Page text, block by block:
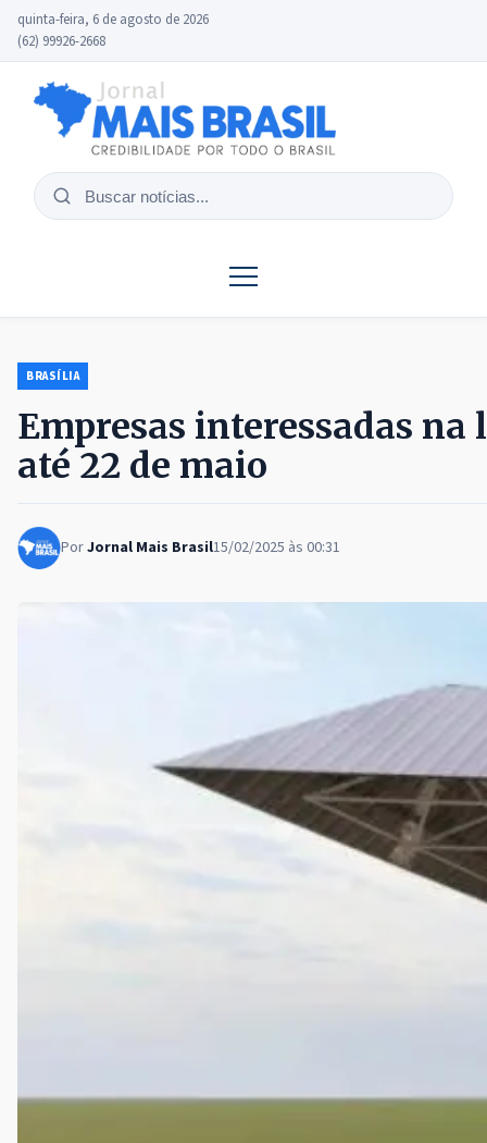
quinta-feira, 6 de agosto de 2026
(62) 99926-2668
Buscar
BRASÍLIA
Empresas interessadas
até 22 de maio
PorJornal Mais Brasil15/02/2025 às 00:31